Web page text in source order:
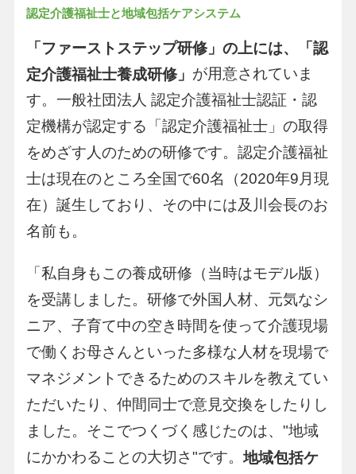
認定介護福祉士と地域包括ケアシステム
「ファーストステップ研修」の上には、「認
定介護福祉士養成研修」 が用意されていま
す。一般社団法人 認定介護福祉士認証・認
定機構が認定する「認定介護福祉士」の取得
をめざす人のための研修です。認定介護福祉
士は現在のところ全国で60名（2020年9月現
在）誕生しており、その中には及川会長のお
名前も。
「私自身もこの養成研修（当時はモデル版）
を受講しました。研修で外国人材、元気なシ
ニア、子育て中の空き時間を使って介護現場
で働くお母さんといった多様な人材を現場で
マネジメントできるためのスキルを教えてい
ただいたり、仲間同士で意見交換をしたりし
ました。そこでつくづく感じたのは、"地域
にかかわることの大切さ"です。地域包括ケ